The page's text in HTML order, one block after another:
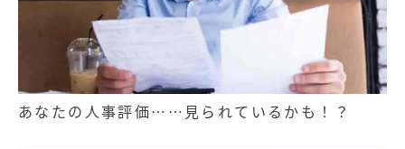
あなたの人事評価……見られているかも！？